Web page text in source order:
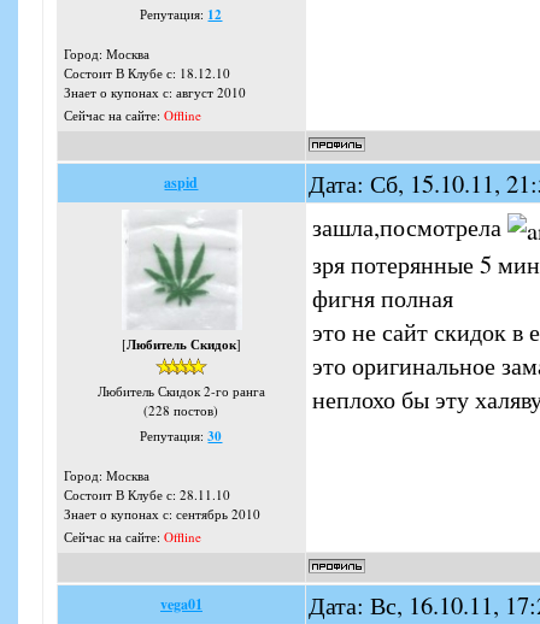
Репутация: 12
Город: Москва
Состоит В Клубе с: 18.12.10
Знает о купонах с: август 2010
Сейчас на сайте: Offline
aspid Дата: Сб, 15.10.11,
[Любитель Скидок]
Любитель Скидок 2-го ранга
(228 постов)
Репутация:30
Город: Москва
Состоит В Клубе с: 28.11.10
Знает о купонах с: сентябрь 2010
Сейчас на сайте: Offline
зашла,посмотрела
зря потерянные 5
фигня полная
это не сайт скидок в
это оригинальное
неплохо бы эту
vega01 Дата: Вс, 16.10.11,